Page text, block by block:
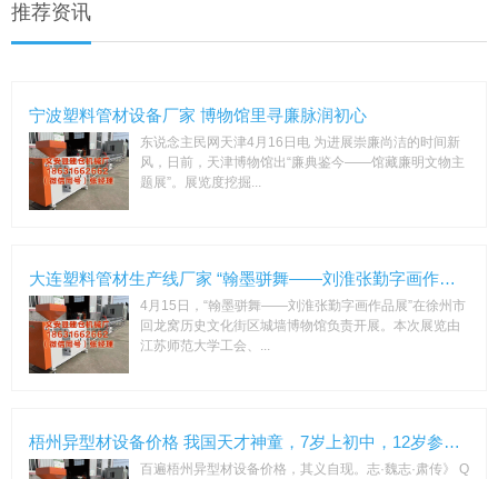
推荐资讯
宁波塑料管材设备厂家 博物馆里寻廉脉润初心
东说念主民网天津4月16日电 为进展崇廉尚洁的时间新
风，日前，天津博物馆出“廉典鉴今——馆藏廉明文物主
题展”。展览度挖掘...
大连塑料管材生产线厂家 “翰墨骈舞——刘淮张勤字画作品展”在
4月15日，“翰墨骈舞——刘淮张勤字画作品展”在徐州市
回龙窝历史文化街区城墙博物馆负责开展。本次展览由
江苏师范大学工会、...
梧州异型材设备价格 我国天才神童，7岁上初中，12岁参加考，
百遍梧州异型材设备价格，其义自现。志·魏志·肃传》 Q